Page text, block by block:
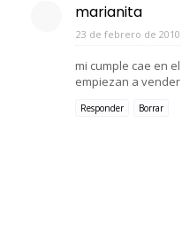
marianita
23 de febrero de 2010
mi cumple cae en
empiezan a
Responder Borrar